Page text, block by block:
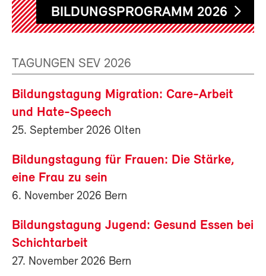
BILDUNGSPROGRAMM 2026
TAGUNGEN SEV 2026
Bildungstagung Migration: Care-Arbeit
und Hate-Speech
25. September 2026 Olten
Bildungstagung für Frauen: Die Stärke,
eine Frau zu sein
6. November 2026 Bern
Bildungstagung Jugend: Gesund Essen bei
Schichtarbeit
27. November 2026 Bern